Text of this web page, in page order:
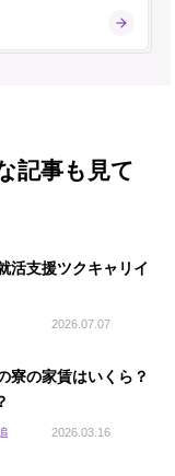
記事も見て
活支援ツクキャリイ
2026.07.07
寮の家賃はいくら？
2026.03.16